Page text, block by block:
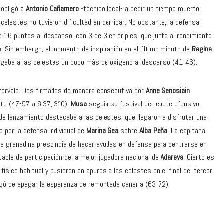
a Antonio Cañamero-técnico local- a pedir un tiempo muerto.
no tuvieron dificultad en derribar. No obstante, la defensa
16 puntos al descanso, con 3 de 3 en triples, que junto al rendimiento
embargo, el momento de inspiración en el último minuto de Regina
a las celestes un poco más de oxígeno al descanso (41-46).
Dos firmados de manera consecutiva porAnne Senosiain
(47-57 a 6:37, 3ºC). Musa seguía su festival de rebote ofensivo
lanzamiento destacaba a las celestes, que llegaron a disfrutar una
la defensa individual de Marina Gea sobre Alba Peña. La capitana
prescindía de hacer ayudas en defensa para centrarse en
de participación de la mejor jugadora nacional de Adareva. Cierto es
habitual y pusieron en apuros a las celestes en el final del tercer
de apagar la esperanza de remontada canaria (63-72).